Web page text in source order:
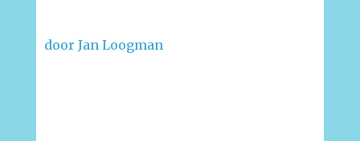
door Jan Loogman